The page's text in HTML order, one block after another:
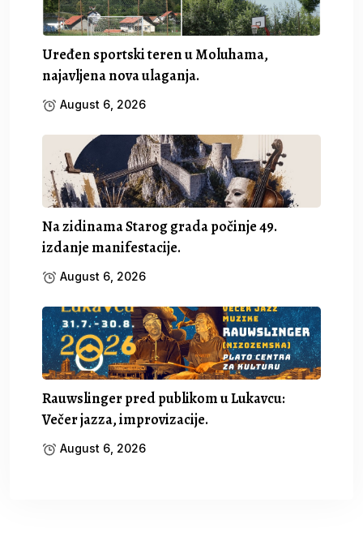
Uređen sportski teren u Moluhama,
najavljena nova ulaganja.
August 6, 2026
Na zidinama Starog grada počinje 49.
izdanje manifestacije.
August 6, 2026
Rauwslinger pred publikom u Lukavcu:
Večer jazza, improvizacije.
August 6, 2026